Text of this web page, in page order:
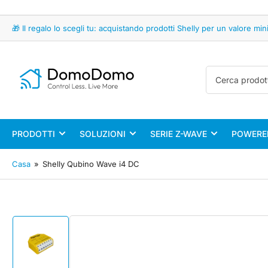
🎁 Il regalo lo scegli tu: acquistando prodotti Shelly per un valore
Cerca
prodotti
PRODOTTI SOLUZIONI SERIE Z-WAVE
Casa » Shelly Qubino Wave i4 DC